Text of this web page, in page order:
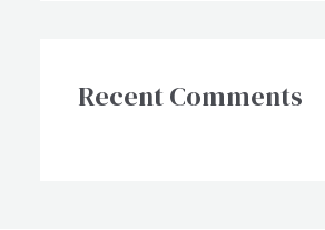
Recent Comments